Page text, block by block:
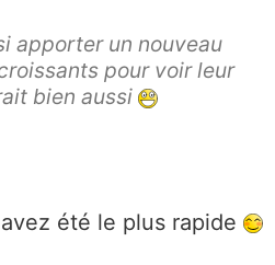
apporter un nouveau
pour voir leur
bien aussi
été le plus rapide